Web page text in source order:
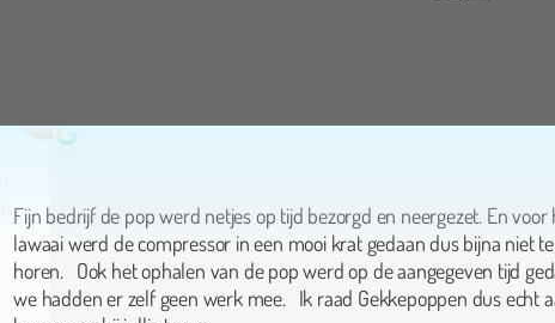
lawaai werd de compressor in een mooi krat gedaan dus bijna niet te
horen. Ook het ophalen van de pop werd op de aangegeven tijd
we hadden er zelf geen werk mee. Ik raad Gekkepoppen dus echt
kom graag bij jullie terug